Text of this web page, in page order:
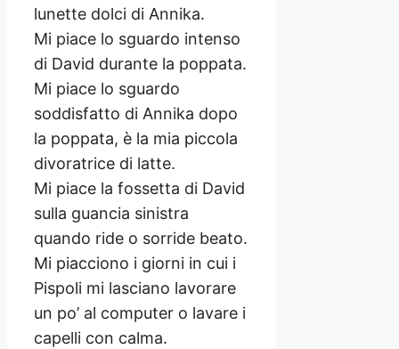
lunette dolci di Annika.
Mi piace lo sguardo intenso
di David durante la poppata.
Mi piace lo sguardo
soddisfatto di Annika dopo
la poppata, è la mia piccola
divoratrice di latte.
Mi piace la fossetta di David
sulla guancia sinistra
quando ride o sorride beato.
Mi piacciono i giorni in cui i
Pispoli mi lasciano lavorare
un po’ al computer o lavare i
capelli con calma.